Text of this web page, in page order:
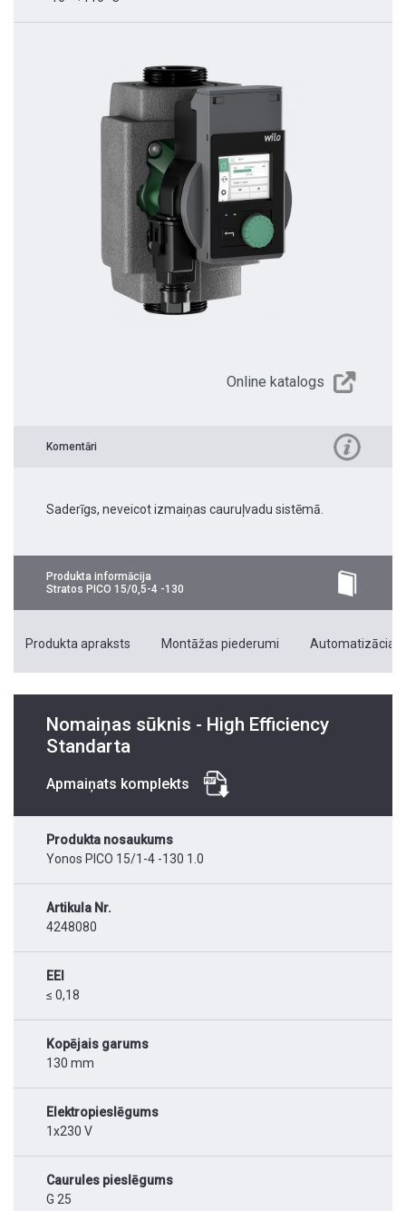
Online katalogs
Komentāri
Saderīgs, neveicot izmaiņas cauruļvadu sistēmā.
Produkta informācija
Stratos PICO 15/0,5-4 -130
Produkta apraksts Montāžas piederumi Automatizācias
Nomaiņas sūknis - High Efficiency
Standarta
Apmaiņats komplekts
Produkta nosaukums
Yonos PICO 15/1-4 -130 1.0
Artikula Nr.
4248080
EEI
≤ 0,18
Kopējais garums
130 mm
Elektropieslēgums
1x230 V
Caurules pieslēgums
G 25